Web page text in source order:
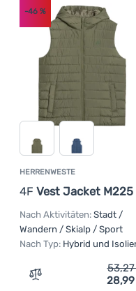
HERRENWESTE
4F Vest Jacket M225
-46 %
Nach Aktivitäten: Stadt /
Wandern / Skialp / Sport
Nach Typ: Hybrid und
Zum Vergleich28,99